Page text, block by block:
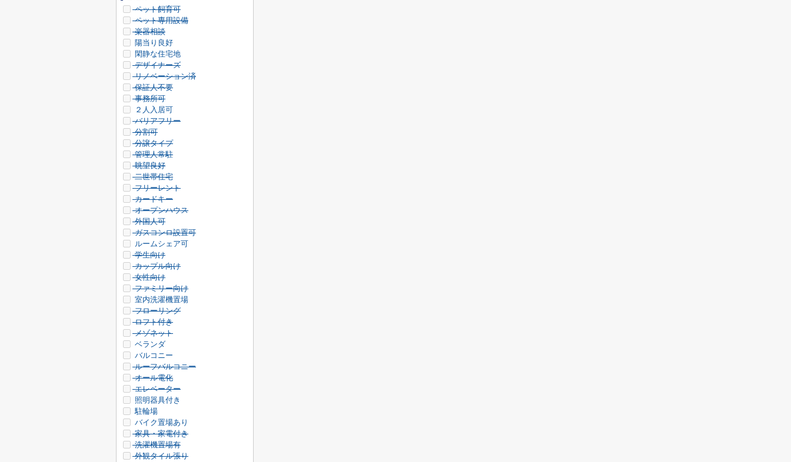
ペット飼育可
ペット専用設備
楽器相談
陽当り良好
閑静な住宅地
デザイナーズ
リノベーション済
保証人不要
事務所可
２人入居可
バリアフリー
分割可
分譲タイプ
管理人常駐
眺望良好
二世帯住宅
フリーレント
カードキー
オープンハウス
外国人可
ガスコンロ設置可
ルームシェア可
学生向け
カップル向け
女性向け
ファミリー向け
室内洗濯機置場
フローリング
ロフト付き
メゾネット
ベランダ
バルコニー
ルーフバルコニー
オール電化
エレベーター
照明器具付き
駐輪場
バイク置場あり
家具・家電付き
洗濯機置場有
外観タイル張り